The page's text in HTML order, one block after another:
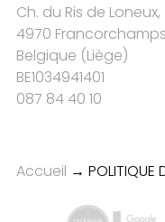
Ch. du Ris de Loneux,
4970 Francorchamps
Belgique (Liège)
BE1034941401
087 84 40 10
Accueil → POLITIQUE